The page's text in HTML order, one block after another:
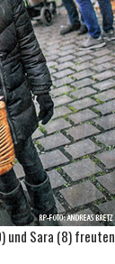
und Sara (8) freuten